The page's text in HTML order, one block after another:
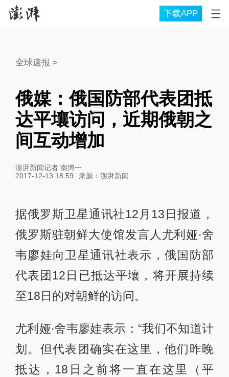
下载APP
全球速报 >
俄媒：俄国防部代表团抵
达平壤访问，近期俄朝之
间互动增加
澎湃新闻记者 南博一
2017-12-13 18:59
来源： 澎湃新闻
据俄罗斯卫星通讯社12月13日报道，
俄罗斯驻朝鲜大使馆发言人尤利娅∙舍
韦廖娃向卫星通讯社表示，俄国防部
代表团12日已抵达平壤，将开展持续
至18日的对朝鲜的访问。
尤利娅∙舍韦廖娃表示：“我们不知道计
划。但代表团确实在这里，他们昨晚
抵达，18日之前将一直在这里（平